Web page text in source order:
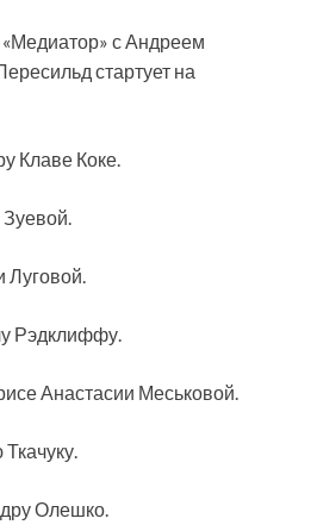
с Андреем
стартует на
Клаве Коке.
Зуевой.
Луговой.
Рэдклиффу.
Анастасии Меськовой.
Олешко.